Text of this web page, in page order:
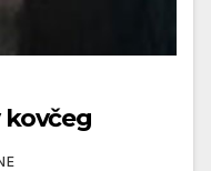
kovčeg